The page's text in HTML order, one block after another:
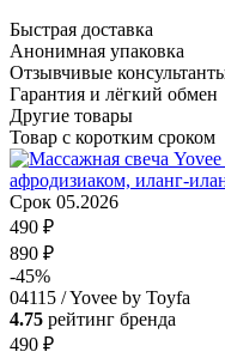
Быстрая доставка
Анонимная упаковка
Отзывчивые
Гарантия и лёгкий обмен
Другие товары
Товар с коротким сроком
Срок 05.2026
490 ₽
890 ₽
-45%
04115 / Yovee by Toyfa
4.75 рейтинг бренда
490 ₽